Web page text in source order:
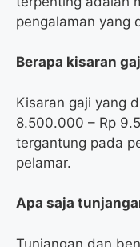
pengalaman yang
Berapa kisaran
Kisaran gaji yang
8.500.000 – Rp
tergantung pada
pelamar.
Apa saja
Tunjangan dan